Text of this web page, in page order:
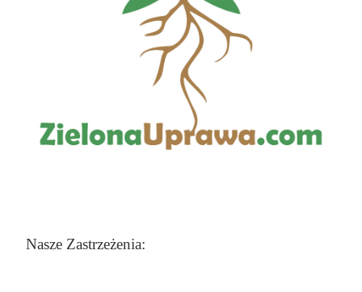
Nasze Zastrzeżenia: